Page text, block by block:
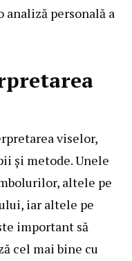
personală a
viselor,
și metode. Unele
altele pe
iar altele pe
important să
cel mai bine cu